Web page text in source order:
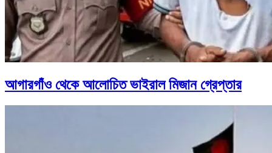
আগারগাঁও থেকে আলোচিত ভাইরাল মিজান গ্রেপ্তার